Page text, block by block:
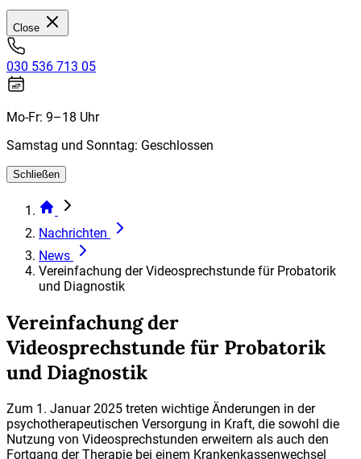
Close
030 536 713 05
Mo-Fr: 9–18 Uhr
Samstag und Sonntag: Geschlossen
Schließen
Nachrichten
News
Vereinfachung der Videosprechstunde für Probatorik
und Diagnostik
Vereinfachung der
Videosprechstunde für Probatorik
und Diagnostik
Zum 1. Januar 2025 treten wichtige Änderungen in der
psychotherapeutischen Versorgung in Kraft, die sowohl die
Nutzung von Videosprechstunden erweitern als auch den
Fortgang der Therapie bei einem Krankenkassenwechsel